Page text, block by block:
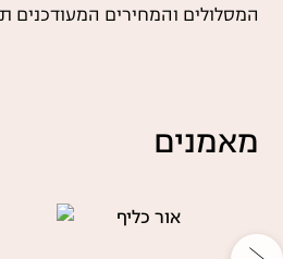
המסלולים והמחירים המעודכנים
מאמנים